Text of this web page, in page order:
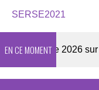
SERSE2021
EN CE MOMENT
Enquête 2026 sur la